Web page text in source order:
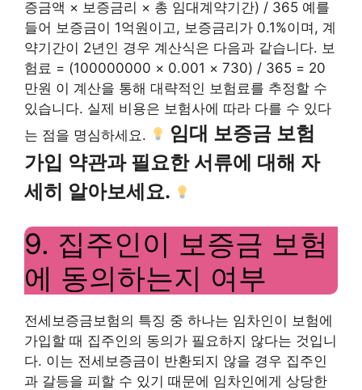
증금액 × 보증금리 × 총 임대계약기간) / 365 예를
들어 보증금이 1억원이고, 보증금리가 0.1%이며, 계
약기간이 2년인 경우 계산식은 다음과 같습니다. 보
험료 = (100000000 × 0.001 × 730) / 365 = 20
만원 이 계산을 통해 대략적인 보험료를 추정할 수
있습니다. 실제 비용은 보험사에 따라 다를 수 있다
는 점을 명심하세요.
임대 보증금 보험
가입 약관과 필요한 서류에 대해 자
세히 알아보세요.
9. 집주인이 보증금 보험
에 동의하는지 여부
전세보증금보험의 특징 중 하나는 임차인이 보험에
가입할 때 집주인의 동의가 필요하지 않다는 것입니
다. 이는 전세보증금이 반환되지 않을 경우 집주인
과 갈등을 피할 수 있기 때문에 임차인에게 상당한